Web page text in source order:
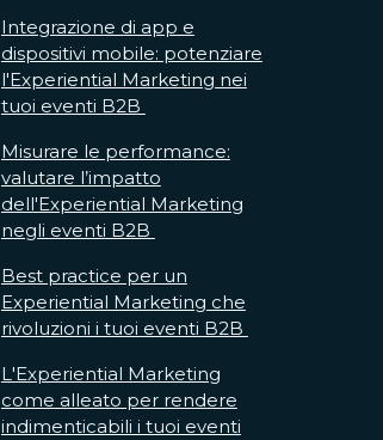
Integrazione di app e
dispositivi mobile: potenziare
l'Experiential Marketing nei
tuoi eventi B2B
Misurare le performance:
valutare l’impatto
dell'Experiential Marketing
negli eventi B2B
Best practice per un
Experiential Marketing che
rivoluzioni i tuoi eventi B2B
L'Experiential Marketing
come alleato per rendere
indimenticabili i tuoi eventi